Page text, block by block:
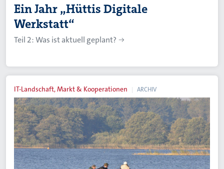
Ein Jahr „Hüttis Digitale
Werkstatt“
Teil 2: Was ist aktuell geplant?
IT-Landschaft, Markt & Kooperationen ARCHIV